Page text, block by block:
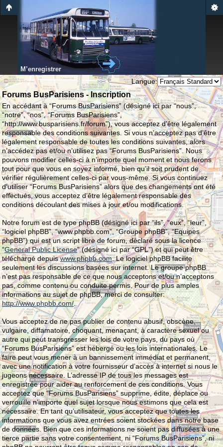
M’enregistrer
Langue:
Forums BusParisiens - Inscription
En accédant à “Forums BusParisiens” (désigné ici par “nous”,
“notre”, “nos”, “Forums BusParisiens”,
“http://www.busparisiens.fr/forum”), vous acceptez d’être légalement
responsable des conditions suivantes. Si vous n’acceptez pas d’être
légalement responsable de toutes les conditions suivantes, alors
n’accédez pas et/ou n’utilisez pas “Forums BusParisiens”. Nous
pouvons modifier celles-ci à n’importe quel moment et nous ferons
tout pour que vous en soyez informé, bien qu’il soit prudent de
vérifier régulièrement celles-ci par vous-même. Si vous continuez
d’utiliser “Forums BusParisiens” alors que des changements ont été
effectués, vous acceptez d’être légalement responsable des
conditions découlant des mises à jour et/ou modifications.
Notre forum est de type phpBB (désigné ici par “ils”, “eux”, “leur”,
“logiciel phpBB”, “www.phpbb.com”, “Groupe phpBB”, “Equipes
phpBB”) qui est un script libre de forum, déclaré sous la licence
“General Public License” (désigné ici par “GPL”) et qui peut être
téléchargé depuiswww.phpbb.com. Le logiciel phpBB facilite
seulement les discussions basées sur internet. Le groupe phpBB
n’est pas responsable de ce que nous acceptons et/ou n’acceptons
pas, comme contenu ou conduite permis. Pour de plus amples
informations au sujet de phpBB, merci de consulter:
http://www.phpbb.com/.
Vous acceptez de ne pas publier de contenu abusif, obscène,
vulgaire, diffamatoire, choquant, menaçant, à caractère sexuel ou
autre qui peut transgresser les lois de votre pays, du pays où
“Forums BusParisiens” est hébergé ou les lois internationales. Le
faire peut vous mener à un bannissement immédiat et permanent,
avec une notification à votre fournisseur d’accès à internet si nous le
jugeons nécessaire. L’adresse IP de tous les messages est
enregistrée pour aider au renforcement de ces conditions. Vous
acceptez que “Forums BusParisiens” supprime, édite, déplace ou
verrouille n’importe quel sujet lorsque nous estimons que cela est
nécessaire. En tant qu’utilisateur, vous acceptez que toutes les
informations que vous avez entrées soient stockées dans notre base
de données. Bien que ces informations ne soient pas diffusées à une
tierce partie sans votre consentement, ni “Forums BusParisiens”, ni